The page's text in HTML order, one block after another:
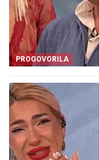
PROGOVORILA